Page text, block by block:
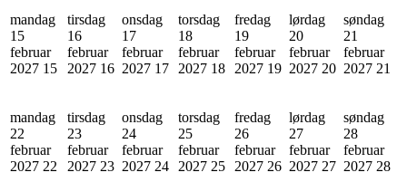
mandag
15
februar
2027 15
tirsdag
16
februar
2027 16
onsdag
17
februar
2027 17
torsdag
18
februar
2027 18
fredag
19
februar
2027 19
lørdag
20
februar
2027 20
søndag
21
februar
2027 21
mandag
22
februar
2027 22
tirsdag
23
februar
2027 23
onsdag
24
februar
2027 24
torsdag
25
februar
2027 25
fredag
26
februar
2027 26
lørdag
27
februar
2027 27
søndag
28
februar
2027 28